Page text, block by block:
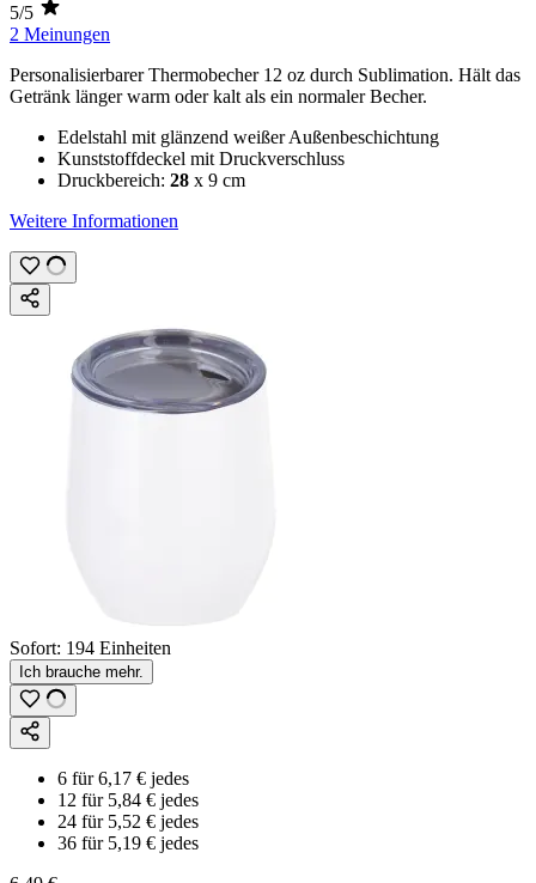
5/5
2 Meinungen
Personalisierbarer Thermobecher 12 oz durch Sublimation. Hält das
Getränk länger warm oder kalt als ein normaler Becher.
Edelstahl mit glänzend weißer Außenbeschichtung
Kunststoffdeckel mit Druckverschluss
Druckbereich: 28 x 9 cm
Weitere Informationen
Sofort: 194 Einheiten
Ich brauche mehr.
6 für6,17 € jedes
12 für 5,84 € jedes
24 für 5,52 € jedes
36 für 5,19 € jedes